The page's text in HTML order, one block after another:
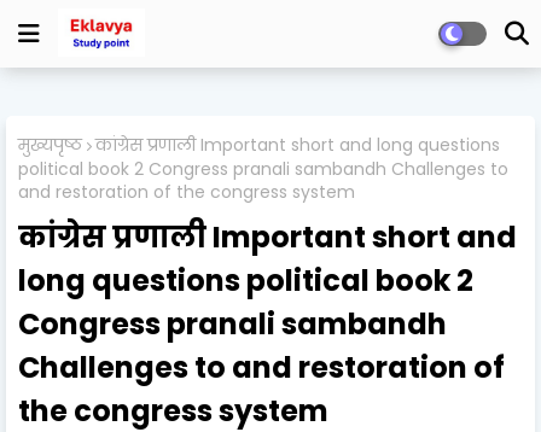
मुख्यपृष्ठ कांग्रेस प्रणाली Important short and long questions
political book 2 Congress pranali sambandh Challenges to
and restoration of the congress system
कांग्रेस प्रणाली Important short and
long questions political book 2
Congress pranali sambandh
Challenges to and restoration of
the congress system